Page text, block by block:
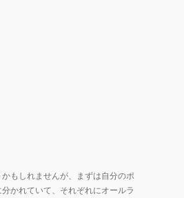
もしれませんが、まずは自分のポ
分かれていて、それぞれにオールラ